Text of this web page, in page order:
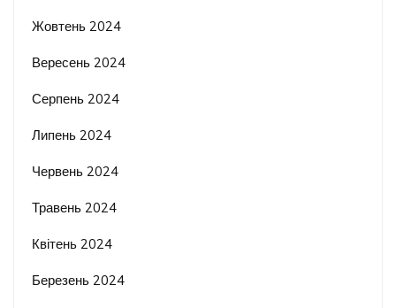
Жовтень 2024
Вересень 2024
Серпень 2024
Липень 2024
Червень 2024
Травень 2024
Квітень 2024
Березень 2024